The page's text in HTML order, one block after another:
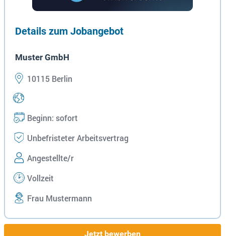
Details zum Jobangebot
Muster GmbH
10115 Berlin
Beginn: sofort
Unbefristeter Arbeitsvertrag
Angestellte/r
Vollzeit
Frau Mustermann
Jetzt bewerben